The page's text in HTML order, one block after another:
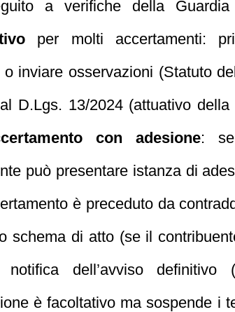
a verifiche della
per molti accertamenti:
inviare osservazioni (Statuto
D.Lgs. 13/2024 (attuativo
con adesione: se
può presentare istanza di
è preceduto da
schema di atto (se il
dell’avviso definitivo
è facoltativo ma sospende i